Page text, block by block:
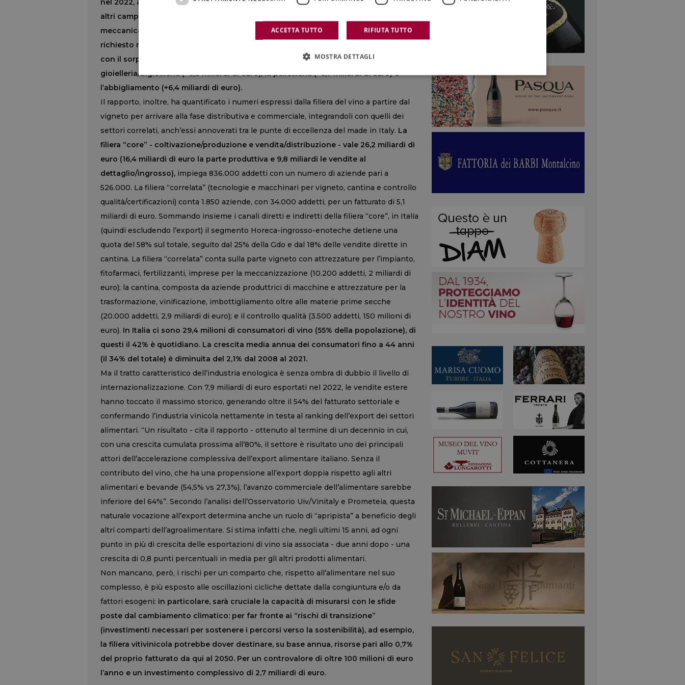
nel 2022, al primo posto per livello del saldo commerciale, lasciandosi alle spalle
altri campioni del made in Italy nel mondo, sia del sistema moda che della
meccanica strumentale. Una scalata, quella del prodotto agricolo italiano più
richiesto nel mondo, partita dal quarto posto del 2011 fino alla performance di oggi,
con il sorpasso su altri comparti icona del lifestyle italiano come la
gioielleria/bigiotteria (+6,8 miliardi di euro), la pelletteria (+6,7 miliardi di euro) e
l’abbigliamento (+6,4 miliardi di euro).
Il rapporto, inoltre, ha quantificato i numeri espressi dalla filiera del vino a partire dal
vigneto per arrivare alla fase distributiva e commerciale, integrandoli con quelli dei
settori correlati, anch’essi annoverati tra le punte di eccellenza del made in Italy. La
filiera “core” - coltivazione/produzione e vendita/distribuzione - vale 26,2 miliardi di
euro (16,4 miliardi di euro la parte produttiva e 9,8 miliardi le vendite al
dettaglio/ingrosso), impiega 836.000 addetti con un numero di aziende pari a
526.000. La filiera “correlata” (tecnologie e macchinari per vigneto, cantina e controllo
qualità/certificazioni) conta 1.850 aziende, con 34.000 addetti, per un fatturato di 5,1
miliardi di euro. Sommando insieme i canali diretti e indiretti della filiera “core”, in Italia
(quindi escludendo l’export) il segmento Horeca-ingrosso-enoteche detiene una
quota del 58% sul totale, seguito dal 25% della Gdo e dal 18% delle vendite dirette in
cantina. La filiera “correlata” conta sulla parte vigneto con attrezzature per l’impianto,
fitofarmaci, fertilizzanti, imprese per la meccanizzazione (10.200 addetti, 2 miliardi di
euro); la cantina, composta da aziende produttrici di macchine e attrezzature per la
trasformazione, vinificazione, imbottigliamento oltre alle materie prime secche
(20.000 addetti, 2,9 miliardi di euro); e il controllo qualità (3.500 addetti, 150 milioni di
euro). In Italia ci sono 29,4 milioni di consumatori di vino (55% della popolazione), di
questi il 42% è quotidiano. La crescita media annua dei consumatori fino a 44 anni
(il 34% del totale) è diminuita del 2,1% dal 2008 al 2021.
Ma il tratto caratteristico dell’industria enologica è senza ombra di dubbio il livello di
internazionalizzazione. Con 7,9 miliardi di euro esportati nel 2022, le vendite estere
hanno toccato il massimo storico, generando oltre il 54% del fatturato settoriale e
confermando l’industria vinicola nettamente in testa al ranking dell’export dei settori
alimentari. “Un risultato - cita il rapporto - ottenuto al termine di un decennio in cui,
con una crescita cumulata prossima all’80%, il settore è risultato uno dei principali
attori dell’accelerazione complessiva dell’export alimentare italiano. Senza il
contributo del vino, che ha una propensione all’export doppia rispetto agli altri
alimentari e bevande (54,5% vs 27,3%), l’avanzo commerciale dell’alimentare sarebbe
inferiore del 64%”. Secondo l’analisi dell’Osservatorio Uiv/Vinitaly e Prometeia, questa
naturale vocazione all’export determina anche un ruolo di “apripista” a beneficio degli
altri comparti dell’agroalimentare. Si stima infatti che, negli ultimi 15 anni, ad ogni
punto in più di crescita delle esportazioni di vino sia associata - due anni dopo - una
crescita di 0,8 punti percentuali in media per gli altri prodotti alimentari.
Non mancano, però, i rischi per un comparto che, rispetto all’alimentare nel suo
complesso, è più esposto alle oscillazioni cicliche dettate dalla congiuntura e/o da
fattori esogeni: in particolare, sarà cruciale la capacità di misurarsi con le sfide
poste dal cambiamento climatico: per far fronte ai “rischi di transizione”
(investimenti necessari per sostenere i percorsi verso la sostenibilità), ad esempio,
la filiera vitivinicola potrebbe dover destinare, su base annua, risorse pari allo 0,7%
del proprio fatturato da qui al 2050. Per un controvalore di oltre 100 milioni di euro
l’anno e un investimento complessivo di 2,7 miliardi di euro.
ACCETTA TUTTO RIFIUTA TUTTO
MOSTRA DETTAGLI